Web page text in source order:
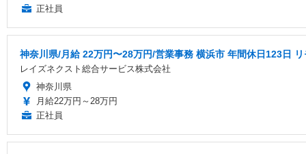
正社員
神奈川県/月給 22万円〜28万円/営業事務 横浜市 年間休日123日
レイズネクスト総合サービス株式会社
神奈川県
月給22万円～28万円
正社員